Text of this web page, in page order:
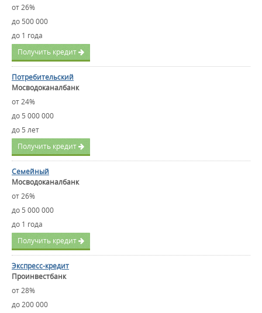
от 26%
до 500 000
до 1 года
Получить кредит
Потребительский
Мосводоканалбанк
от 24%
до 5 000 000
до 5 лет
Получить кредит
Семейный
Мосводоканалбанк
от 26%
до 5 000 000
до 1 года
Получить кредит
Экспресс-кредит
Проинвестбанк
от 28%
до 200 000